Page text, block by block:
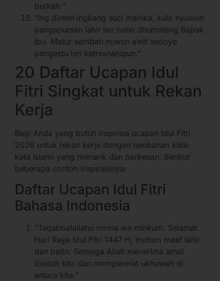
berkah.”
“Ing dinten ingkang suci menika, kulo nyuwun
pangapunten lahir lan batin dhumateng Bapak
Ibu. Matur sembah nuwun awit sedoyo
pangestu lan katresnanipun.”
20 Daftar Ucapan Idul
Fitri Singkat untuk Rekan
Kerja
Bagi Anda yang butuh inspirasi ucapan Idul Fitri
2026 untuk rekan kerja dengan tambahan kata-
kata Islami yang menarik dan berkesan. Berikut
beberapa contoh inspirasinya:
Daftar Ucapan Idul Fitri
Bahasa Indonesia
“Taqabbalallahu minna wa minkum. Selamat
Hari Raya Idul Fitri 1447 H, mohon maaf lahir
dan batin. Semoga Allah menerima amal
ibadah kita dan mempererat ukhuwah di
antara kita.”